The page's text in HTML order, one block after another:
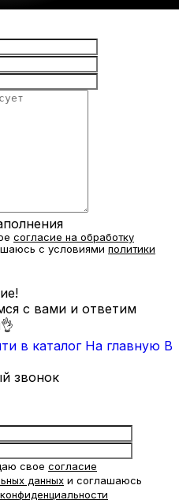
согласие на обработку
с условиями политики
с вами и ответим
в каталог На главную В
звонок
свое согласие
данных и соглашаюсь